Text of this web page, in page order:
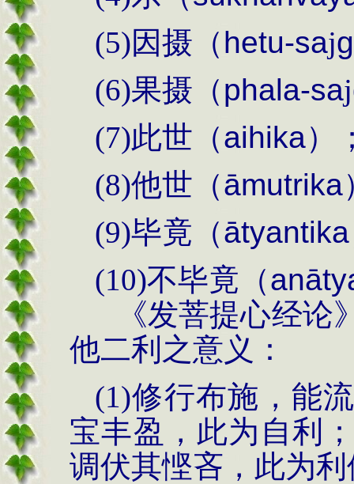
(5)因摄（hetu-sajg
(6)果摄（phala-saj
(7)此世（aihika）
(8)他世（āmutrika
(9)毕竟（ātyantika
(10)不毕竟（an
《发菩提心经
他二利之意义：
(1)修行布施，能
宝丰盈，此为自利
调伏其悭吝，此为